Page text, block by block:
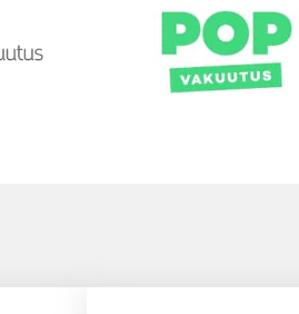
POP Vakuutus